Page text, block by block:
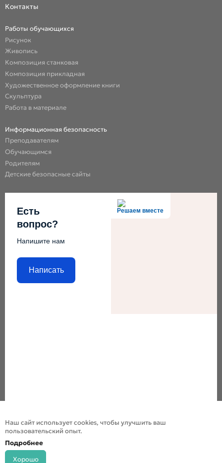
Контакты
Работы обучающихся
Рисунок
Живопись
Композиция станковая
Композиция прикладная
Художественное оформление книги
Скульптура
Работа в материале
Информационная безопасность
Преподавателям
Обучающимся
Родителям
Детские безопасные сайты
Решаем вместе
Есть
вопрос?
Напишите нам
Написать
Наш сайт использует cookies, чтобы улучшить ваш
пользовательский опыт.
Подробнее
Хорошо